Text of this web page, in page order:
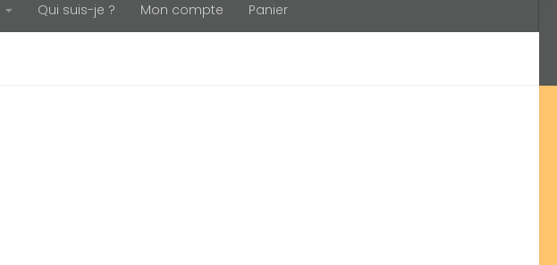
Qui suis-je ? Mon compte Panier